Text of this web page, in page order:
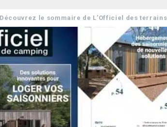
Découvrez le sommaire de L’Officiel des